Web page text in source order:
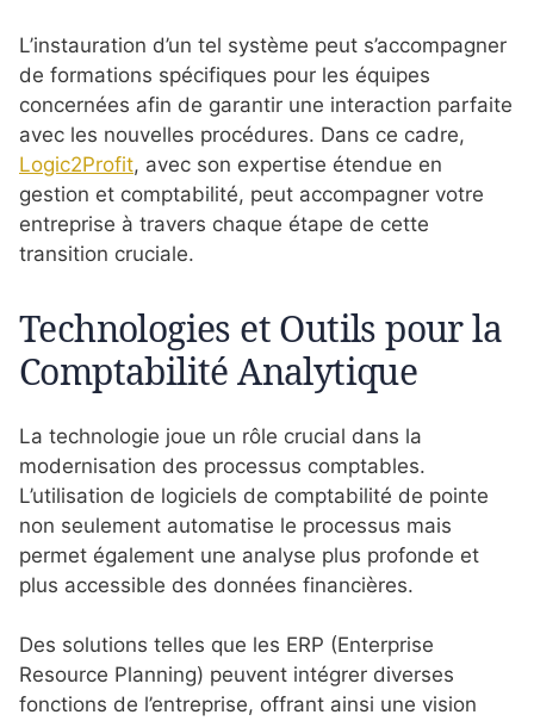
L’instauration d’un tel système peut s’accompagner
de formations spécifiques pour les équipes
concernées afin de garantir une interaction parfaite
avec les nouvelles procédures. Dans ce cadre,
Logic2Profit, avec son expertise étendue en
gestion et comptabilité, peut accompagner votre
entreprise à travers chaque étape de cette
transition cruciale.
Technologies et Outils pour la
Comptabilité Analytique
La technologie joue un rôle crucial dans la
modernisation des processus comptables.
L’utilisation de logiciels de comptabilité de pointe
non seulement automatise le processus mais
permet également une analyse plus profonde et
plus accessible des données financières.
Des solutions telles que les ERP (Enterprise
Resource Planning) peuvent intégrer diverses
fonctions de l’entreprise, offrant ainsi une vision